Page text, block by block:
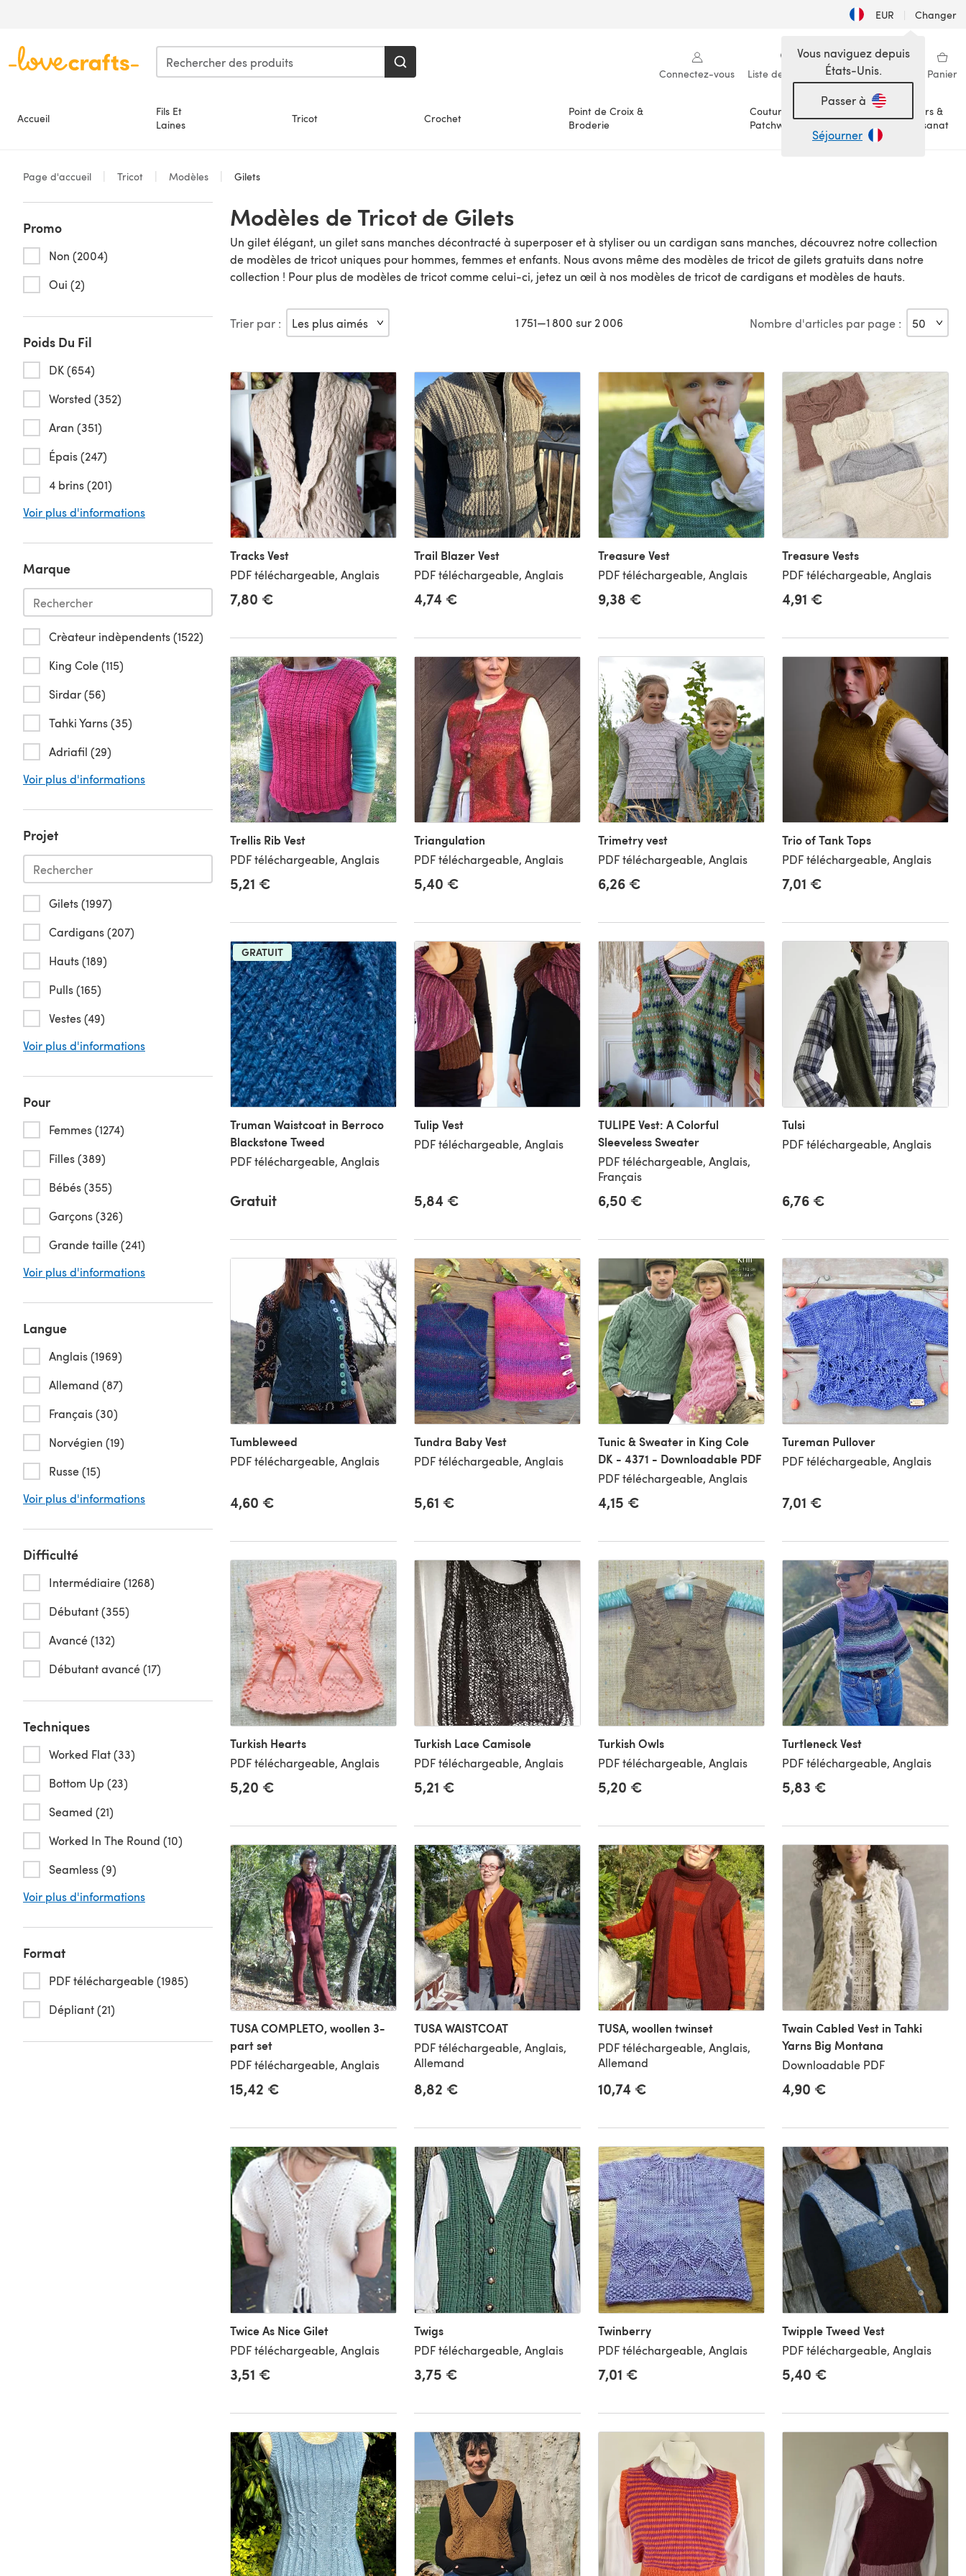
EUR | Changer
Connectez-vous Liste de souhaits Ma bibliothèque Panier
Accueil
Fils Et
Laines
Tricot Crochet
Point de Croix &
Broderie
Couture &
Patchwork
Loisirs &
Artisanat
Vous naviguez depuis
États-Unis.
Passer à
Séjourner
Page d'accueil Tricot Modèles Gilets
Promo
Non (2004)
Oui (2)
Poids Du Fil
DK (654)
Worsted (352)
Aran (351)
Épais (247)
4 brins (201)
Voir plus d'informations
Marque
Crèateur indèpendents (1522)
King Cole (115)
Sirdar (56)
Tahki Yarns (35)
Adriafil (29)
Voir plus d'informations
Projet
Gilets (1997)
Cardigans (207)
Hauts (189)
Pulls (165)
Vestes (49)
Voir plus d'informations
Pour
Femmes (1274)
Filles (389)
Bébés (355)
Garçons (326)
Grande taille (241)
Voir plus d'informations
Langue
Anglais (1969)
Allemand (87)
Français (30)
Norvégien (19)
Russe (15)
Voir plus d'informations
Difficulté
Intermédiaire (1268)
Débutant (355)
Avancé (132)
Débutant avancé (17)
Techniques
Worked Flat (33)
Bottom Up (23)
Seamed (21)
Worked In The Round (10)
Seamless (9)
Voir plus d'informations
Format
PDF téléchargeable (1985)
Dépliant (21)
Modèles de Tricot de Gilets
Un gilet élégant, un gilet sans manches décontracté à superposer et à styliser ou un cardigan sans manches, découvrez notre collection
de modèles de tricot uniques pour hommes, femmes et enfants. Nous avons même des modèles de tricot de gilets gratuits dans notre
collection ! Pour plus de modèles de tricot comme celui-ci, jetez un œil à nos modèles de tricot de cardigans et modèles de hauts.
Trier par : 1 751—1 800 sur 2 006 Nombre d'articles par page :
Tracks Vest
PDF téléchargeable, Anglais
7,80 €
Trail Blazer Vest
PDF téléchargeable, Anglais
4,74 €
Treasure Vest
PDF téléchargeable, Anglais
9,38 €
Treasure Vests
PDF téléchargeable, Anglais
4,91 €
Trellis Rib Vest
PDF téléchargeable, Anglais
5,21 €
Triangulation
PDF téléchargeable, Anglais
5,40 €
Trimetry vest
PDF téléchargeable, Anglais
6,26 €
Trio of Tank Tops
PDF téléchargeable, Anglais
7,01 €
GRATUIT
Truman Waistcoat in Berroco
Blackstone Tweed
PDF téléchargeable, Anglais
Gratuit
Tulip Vest
PDF téléchargeable, Anglais
5,84 €
TULIPE Vest: A Colorful
Sleeveless Sweater
PDF téléchargeable, Anglais,
Français
6,50 €
Tulsi
PDF téléchargeable, Anglais
6,76 €
Tumbleweed
PDF téléchargeable, Anglais
4,60 €
Tundra Baby Vest
PDF téléchargeable, Anglais
5,61 €
Tunic & Sweater in King Cole
DK - 4371 - Downloadable PDF
PDF téléchargeable, Anglais
4,15 €
Tureman Pullover
PDF téléchargeable, Anglais
7,01 €
Turkish Hearts
PDF téléchargeable, Anglais
5,20 €
Turkish Lace Camisole
PDF téléchargeable, Anglais
5,21 €
Turkish Owls
PDF téléchargeable, Anglais
5,20 €
Turtleneck Vest
PDF téléchargeable, Anglais
5,83 €
TUSA COMPLETO, woollen 3-
part set
PDF téléchargeable, Anglais
15,42 €
TUSA WAISTCOAT
PDF téléchargeable, Anglais,
Allemand
8,82 €
TUSA, woollen twinset
PDF téléchargeable, Anglais,
Allemand
10,74 €
Twain Cabled Vest in Tahki
Yarns Big Montana
Downloadable PDF
4,90 €
Twice As Nice Gilet
PDF téléchargeable, Anglais
3,51 €
Twigs
PDF téléchargeable, Anglais
3,75 €
Twinberry
PDF téléchargeable, Anglais
7,01 €
Twipple Tweed Vest
PDF téléchargeable, Anglais
5,40 €